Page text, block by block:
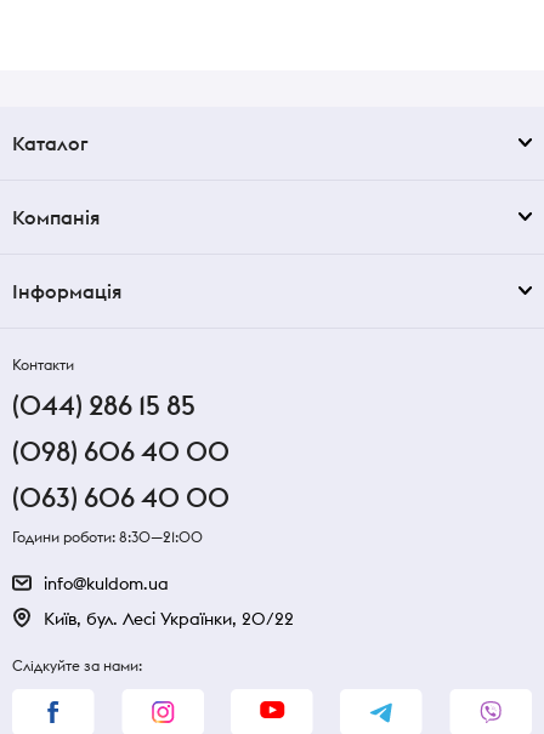
Каталог
Компанія
Інформація
Контакти
(044) 286 15 85
(098) 606 40 00
(063) 606 40 00
Години роботи: 8:30—21:00
info@kuldom.ua
Київ, бул. Лесі Українки, 20/22
Слідкуйте за нами: